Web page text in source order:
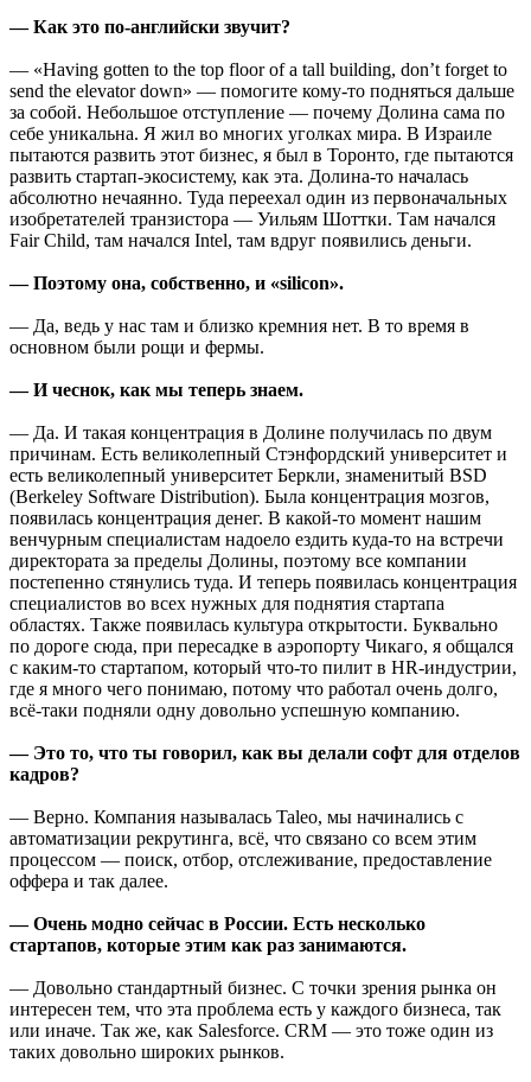
— Как это по-английски звучит?
— «Having gotten to the top floor of a tall building, don’t forget to
send the elevator down» — помогите кому-то подняться дальше
за собой. Небольшое отступление — почему Долина сама по
себе уникальна. Я жил во многих уголках мира. В Израиле
пытаются развить этот бизнес, я был в Торонто, где пытаются
развить стартап-экосистему, как эта. Долина-то началась
абсолютно нечаянно. Туда переехал один из первоначальных
изобретателей транзистора — Уильям Шоттки. Там начался
Fair Child, там начался Intel, там вдруг появились деньги.
— Поэтому она, собственно, и «silicon».
— Да, ведь у нас там и близко кремния нет. В то время в
основном были рощи и фермы.
— И чеснок, как мы теперь знаем.
— Да. И такая концентрация в Долине получилась по двум
причинам. Есть великолепный Стэнфордский университет и
есть великолепный университет Беркли, знаменитый BSD
(Berkeley Software Distribution). Была концентрация мозгов,
появилась концентрация денег. В какой-то момент нашим
венчурным специалистам надоело ездить куда-то на встречи
директората за пределы Долины, поэтому все компании
постепенно стянулись туда. И теперь появилась концентрация
специалистов во всех нужных для поднятия стартапа
областях. Также появилась культура открытости. Буквально
по дороге сюда, при пересадке в аэропорту Чикаго, я общался
с каким-то стартапом, который что-то пилит в HR-индустрии,
где я много чего понимаю, потому что работал очень долго,
всё-таки подняли одну довольно успешную компанию.
— Это то, что ты говорил, как вы делали софт для отделов
кадров?
— Верно. Компания называлась Taleo, мы начинались с
автоматизации рекрутинга, всё, что связано со всем этим
процессом — поиск, отбор, отслеживание, предоставление
оффера и так далее.
— Очень модно сейчас в России. Есть несколько
стартапов, которые этим как раз занимаются.
— Довольно стандартный бизнес. С точки зрения рынка он
интересен тем, что эта проблема есть у каждого бизнеса, так
или иначе. Так же, как Salesforce. CRM — это тоже один из
таких довольно широких рынков.